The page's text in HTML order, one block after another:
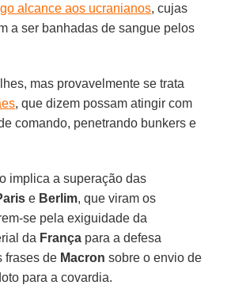
alcance aos ucranianos, cujas
a ser banhadas de sangue pelos
mas provavelmente se trata
, que dizem possam atingir com
comando, penetrando bunkers e
implica a superação das
e Berlim, que viram os
se pela exiguidade da
da França para a defesa
frases de Macron sobre o envio de
para a covardia.